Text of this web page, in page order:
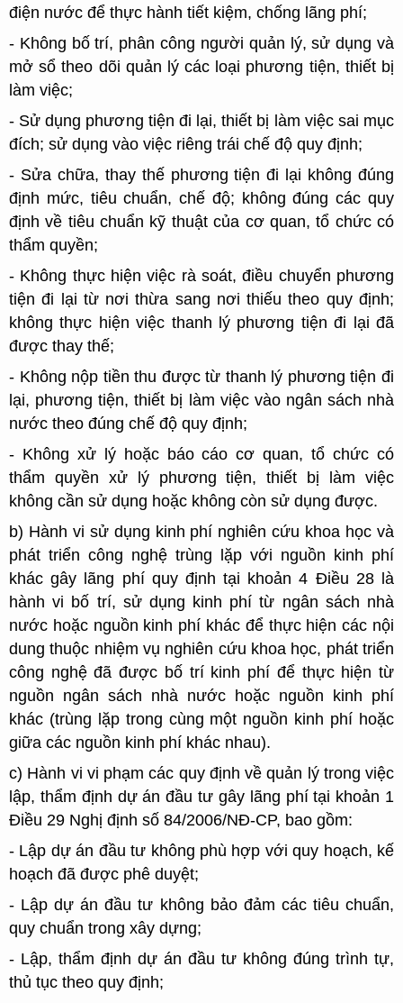
điện nước để thực hành tiết kiệm, chống lãng phí;
- Không bố trí, phân công người quản lý, sử dụng và
mở sổ theo dõi quản lý các loại phương tiện, thiết bị
làm việc;
- Sử dụng phương tiện đi lại, thiết bị làm việc sai mục
đích; sử dụng vào việc riêng trái chế độ quy định;
- Sửa chữa, thay thế phương tiện đi lại không đúng
định mức, tiêu chuẩn, chế độ; không đúng các quy
định về tiêu chuẩn kỹ thuật của cơ quan, tổ chức có
thẩm quyền;
- Không thực hiện việc rà soát, điều chuyển phương
tiện đi lại từ nơi thừa sang nơi thiếu theo quy định;
không thực hiện việc thanh lý phương tiện đi lại đã
được thay thế;
- Không nộp tiền thu được từ thanh lý phương tiện đi
lại, phương tiện, thiết bị làm việc vào ngân sách nhà
nước theo đúng chế độ quy định;
- Không xử lý hoặc báo cáo cơ quan, tổ chức có
thẩm quyền xử lý phương tiện, thiết bị làm việc
không cần sử dụng hoặc không còn sử dụng được.
b) Hành vi sử dụng kinh phí nghiên cứu khoa học và
phát triển công nghệ trùng lặp với nguồn kinh phí
khác gây lãng phí quy định tại khoản 4 Điều 28 là
hành vi bố trí, sử dụng kinh phí từ ngân sách nhà
nước hoặc nguồn kinh phí khác để thực hiện các nội
dung thuộc nhiệm vụ nghiên cứu khoa học, phát triển
công nghệ đã được bố trí kinh phí để thực hiện từ
nguồn ngân sách nhà nước hoặc nguồn kinh phí
khác (trùng lặp trong cùng một nguồn kinh phí hoặc
giữa các nguồn kinh phí khác nhau).
c) Hành vi vi phạm các quy định về quản lý trong việc
lập, thẩm định dự án đầu tư gây lãng phí tại khoản 1
Điều 29 Nghị định số 84/2006/NĐ-CP, bao gồm:
- Lập dự án đầu tư không phù hợp với quy hoạch, kế
hoạch đã được phê duyệt;
- Lập dự án đầu tư không bảo đảm các tiêu chuẩn,
quy chuẩn trong xây dựng;
- Lập, thẩm định dự án đầu tư không đúng trình tự,
thủ tục theo quy định;